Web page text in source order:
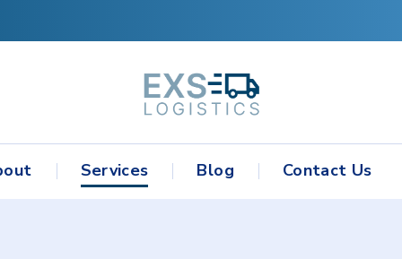
Services Blog Contact Us